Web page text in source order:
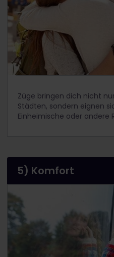
Züge bringen dich nicht
Städten, sondern eignen
Einheimische oder andere
5) Komfort